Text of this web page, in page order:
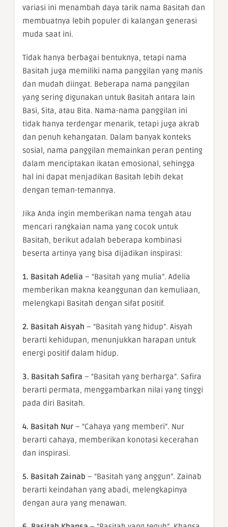
variasi ini menambah daya tarik nama Basitah dan
membuatnya lebih populer di kalangan generasi
muda saat ini.
Tidak hanya berbagai bentuknya, tetapi nama
Basitah juga memiliki nama panggilan yang manis
dan mudah diingat. Beberapa nama panggilan
yang sering digunakan untuk Basitah antara lain
Basi, Sita, atau Bita. Nama-nama panggilan ini
tidak hanya terdengar menarik, tetapi juga akrab
dan penuh kehangatan. Dalam banyak konteks
sosial, nama panggilan memainkan peran penting
dalam menciptakan ikatan emosional, sehingga
hal ini dapat menjadikan Basitah lebih dekat
dengan teman-temannya.
Jika Anda ingin memberikan nama tengah atau
mencari rangkaian nama yang cocok untuk
Basitah, berikut adalah beberapa kombinasi
beserta artinya yang bisa dijadikan inspirasi:
1. Basitah Adelia – “Basitah yang mulia”. Adelia
memberikan makna keanggunan dan kemuliaan,
melengkapi Basitah dengan sifat positif.
2. Basitah Aisyah – “Basitah yang hidup”. Aisyah
berarti kehidupan, menunjukkan harapan untuk
energi positif dalam hidup.
3. Basitah Safira – “Basitah yang berharga”. Safira
berarti permata, menggambarkan nilai yang tinggi
pada diri Basitah.
4. Basitah Nur – “Cahaya yang memberi”. Nur
berarti cahaya, memberikan konotasi kecerahan
dan inspirasi.
5. Basitah Zainab – “Basitah yang anggun”. Zainab
berarti keindahan yang abadi, melengkapinya
dengan aura yang menawan.